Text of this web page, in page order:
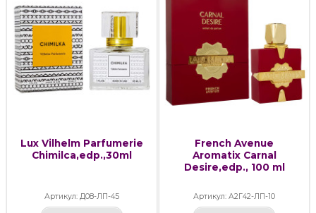
Lux Vilhelm Parfumerie
Chimilca,edp.,30ml
Артикул: Д08-ЛП-45
French Avenue
Aromatix Carnal
Desire,edp., 100 ml
Артикул: А2Г42-ЛП-10